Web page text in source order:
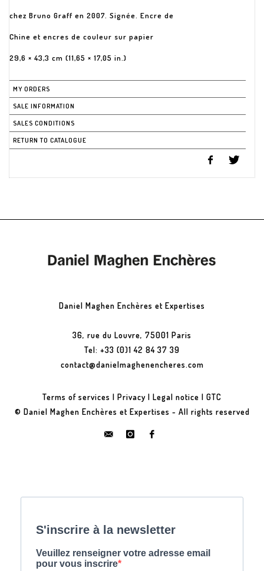
chez Bruno Graff en 2007. Signée. Encre de
Chine et encres de couleur sur papier
29,6 × 43,3 cm (11,65 × 17,05 in.)
MY ORDERS
SALE INFORMATION
SALES CONDITIONS
RETURN TO CATALOGUE
Daniel Maghen Enchères et Expertises
36, rue du Louvre, 75001 Paris
Tel: +33 (0)1 42 84 37 39
contact@danielmaghenencheres.com
Terms of services | Privacy | Legal notice | GTC
© Daniel Maghen Enchères et Expertises - All rights reserved